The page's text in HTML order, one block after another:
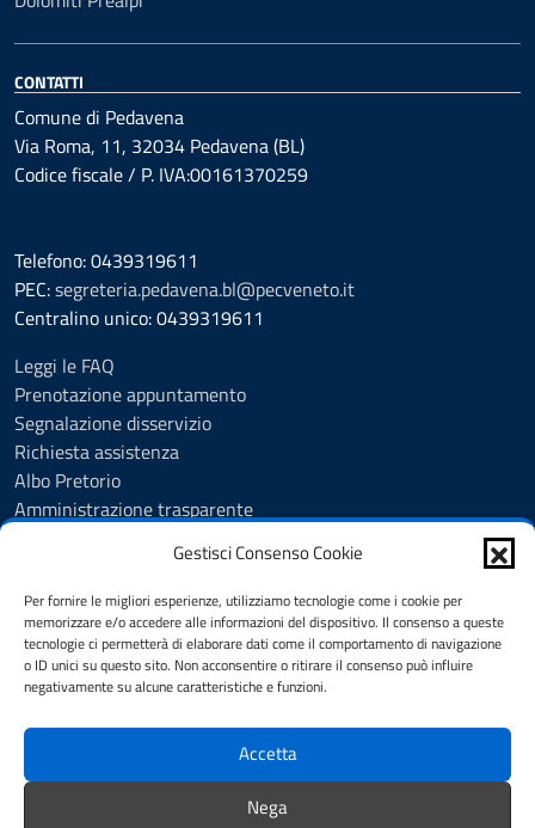
Gestisci Consenso Cookie
Per fornire le migliori esperienze, utilizziamo tecnologie come i cookie per
memorizzare e/o accedere alle informazioni del dispositivo. Il consenso a queste
tecnologie ci permetterà di elaborare dati come il comportamento di navigazione
o ID unici su questo sito. Non acconsentire o ritirare il consenso può influire
negativamente su alcune caratteristiche e funzioni.
Accetta
Nega
CONTATTI
Comune di Pedavena
Via Roma, 11, 32034 Pedavena (BL)
Codice fiscale / P. IVA:00161370259
Telefono: 0439319611
PEC:segreteria.pedavena.bl@pecveneto.it
Centralino unico: 0439319611
Leggi le FAQ
Prenotazione appuntamento
Segnalazione disservizio
Richiesta assistenza
Albo Pretorio
Amministrazione trasparente
Accessibilità
Dichiarazione di accessibilità
Obiettivi di accessibilità
Note legali
SEGUICI SU